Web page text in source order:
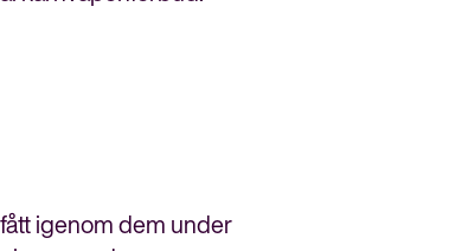
igenom dem under